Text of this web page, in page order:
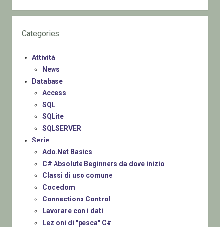
Categories
Attività
News
Database
Access
SQL
SQLite
SQLSERVER
Serie
Ado.Net Basics
C# Absolute Beginners da dove inizio
Classi di uso comune
Codedom
Connections Control
Lavorare con i dati
Lezioni di "pesca" C#